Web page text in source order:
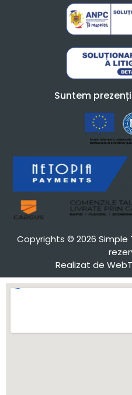
Suntem prezenți
Copyrights © 2026 Simple
Realizat de